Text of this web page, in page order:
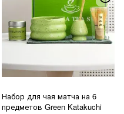
Набор для чая матча на 6
предметов Green Katakuchi